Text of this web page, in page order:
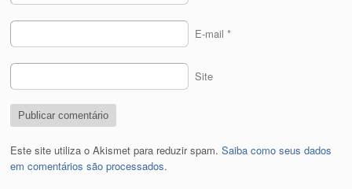
E-mail *
Site
Este site utiliza o Akismet para reduzir spam.Saiba como seus dados
em comentários são processados.